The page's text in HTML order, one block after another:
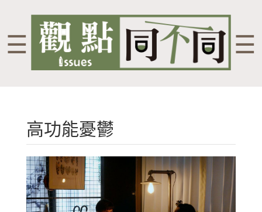
☰ ☰
高功能憂鬱